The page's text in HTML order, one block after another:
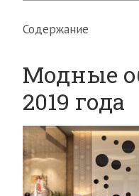
Содержание
Модные
2019 года